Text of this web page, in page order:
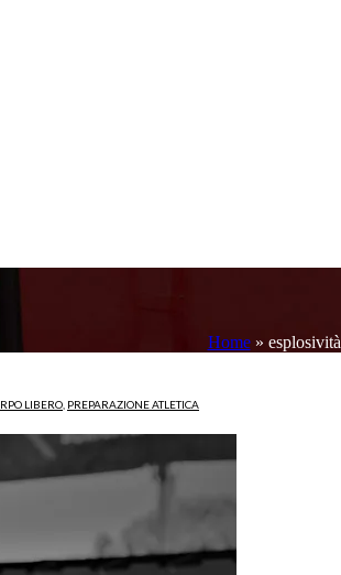
Home» esplosività
LIBERO PREPARAZIONE ATLETICA